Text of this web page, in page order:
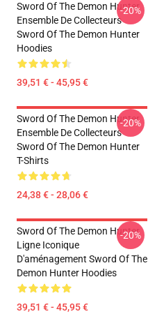
Sword Of The Demon Hunter
Ensemble De Collecteurs
Sword Of The Demon Hunter
Hoodies
39,51 € - 45,95 €
-20%
Sword Of The Demon Hunter
Ensemble De Collecteurs
Sword Of The Demon Hunter
T-Shirts
24,38 € - 28,06 €
-20%
Sword Of The Demon Hunter
Ligne Iconique
D'aménagement Sword Of The
Demon Hunter Hoodies
39,51 € - 45,95 €
-20%